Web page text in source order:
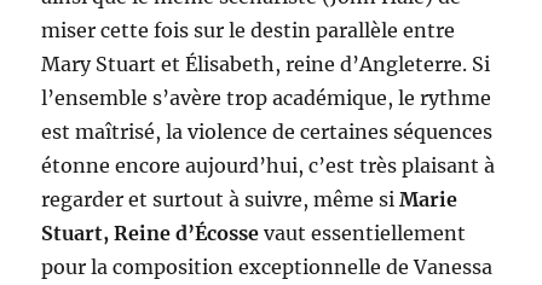
miser cette fois sur le destin parallèle entre
Mary Stuart et Élisabeth, reine d’Angleterre. Si
l’ensemble s’avère trop académique, le rythme
est maîtrisé, la violence de certaines séquences
étonne encore aujourd’hui, c’est très plaisant à
regarder et surtout à suivre, même siMarie
Stuart, Reine d’Écosse vaut essentiellement
pour la composition exceptionnelle de Vanessa